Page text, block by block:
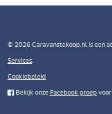
© 2026 Caravanstekoop.nl is een
Services.
Cookiebeleid
Bekijk onze Facebook groep